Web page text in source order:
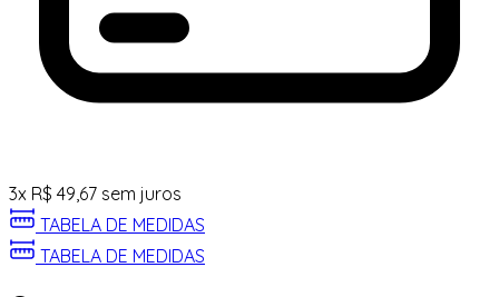
3x R$ 49,67 sem juros
TABELA DE MEDIDAS
TABELA DE MEDIDAS